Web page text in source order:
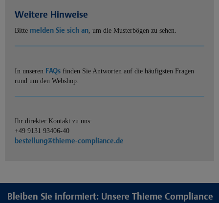
Weitere Hinweise
Bitte melden Sie sich an, um die Musterbögen zu sehen.
In unseren FAQs finden Sie Antworten auf die häufigsten Fragen
rund um den Webshop.
Ihr direkter Kontakt zu uns:
+49 9131 93406-40
bestellung@thieme-compliance.de
Bleiben Sie informiert: Unsere Thieme Compliance